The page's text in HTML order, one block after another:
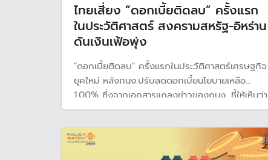
ไทยเสี่ยง “ดอกเบี้ยติดลบ” ครั้งแรก
ในประวัติศาสตร์ สงครามสหรัฐ-อิหร่าน
ดันเงินเฟ้อพุ่ง
"ดอกเบี้ยติดลบ" ครั้งแรกในประวัติศาสตร์เศรษฐกิจ
ยุคใหม่ หลังกนง.ปรับลดดอกเบี้ยนโยบายเหลือ
1.00% ซึ่งจากเอกสารแถลงข่าวของกนง. ชี้ให้เห็นว่า
ดอกเบี้ยติดลบจะเกิดขึ้นในไตรมาสแรก แต่หลังจาก
พลังงานครั้งใหญ่ของโลก" ทำให้เงินเฟ้อพุ่งทะยาน
และดอกเบี้ยก็จะยิ่งติดลบ